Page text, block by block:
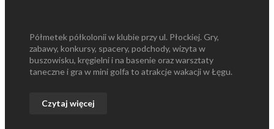
Półmetek półkolonii w klubie przy ul. Płockiej. Gry,
zabawy, konkursy, spacery, podchody, wizyta w
buszowisku, kręgielni i na basenie oraz warsztaty
taneczne i gra w mini golfa to atrakcje wakacji w Łęgu.
Czytaj więcej